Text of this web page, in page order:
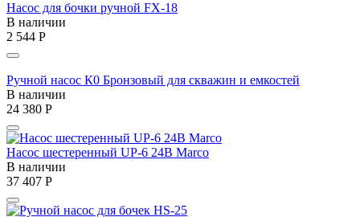
Насос для бочки ручной FX-18
В наличии
2 544 Р
Ручной насос К0 Бронзовый для скважин и емкостей
В наличии
24 380 Р
Насос шестеренный UP-6 24В Marco
В наличии
37 407 Р